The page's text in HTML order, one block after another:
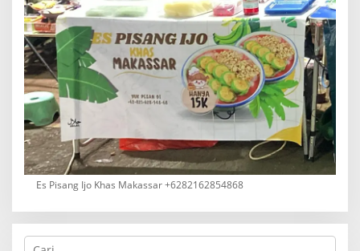
Es Pisang Ijo Khas Makassar +6282162854868
C